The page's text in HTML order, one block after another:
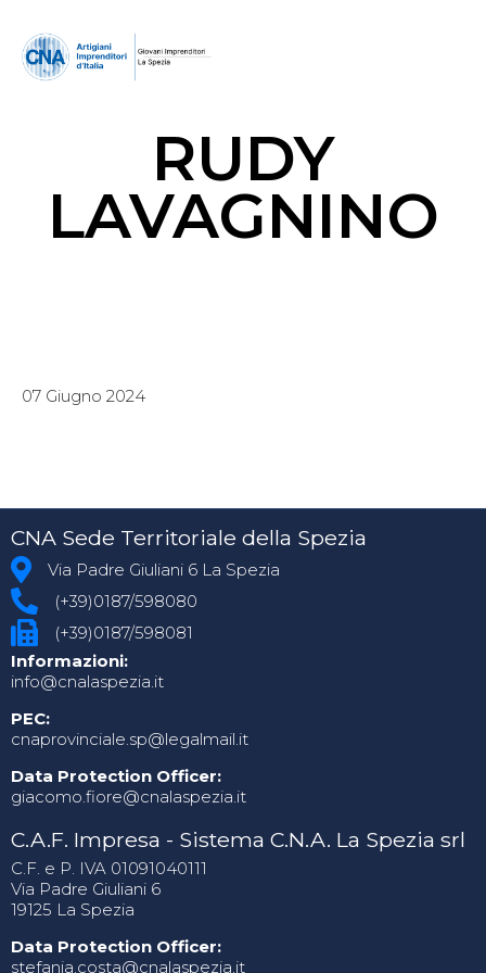
RUDY
LAVAGNINO
07 Giugno 2024
CNA Sede Territoriale della Spezia
Via Padre Giuliani 6 La Spezia
(+39)0187/598080
(+39)0187/598081
Informazioni:
info@cnalaspezia.it
PEC:
cnaprovinciale.sp@legalmail.it
Data Protection Officer:
giacomo.fiore@cnalaspezia.it
C.A.F. Impresa - Sistema C.N.A. La Spezia srl
C.F. e P. IVA 01091040111
Via Padre Giuliani 6
19125 La Spezia
Data Protection Officer:
stefania.costa@cnalaspezia.it